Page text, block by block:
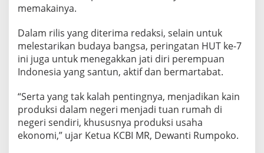
N
M
A
L
N
G
R
A
Y
memakainya.
Dalam rilis yang diterima redaksi, selain untuk
melestarikan budaya bangsa, peringatan HUT ke-7
ini juga untuk menegakkan jati diri perempuan
Indonesia yang santun, aktif dan bermartabat.
“Serta yang tak kalah pentingnya, menjadikan kain
produksi dalam negeri menjadi tuan rumah di
negeri sendiri, khususnya produksi usaha
ekonomi,” ujar Ketua KCBI MR, Dewanti Rumpoko.